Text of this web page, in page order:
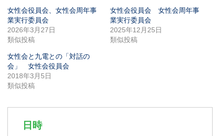
女性会役員会、女性会周年事
業実行委員会
2026年3月27日
類似投稿
女性会役員会 女性会周年事
業実行委員会
2025年12月25日
類似投稿
女性会と九電との「対話の
会」 女性会役員会
2018年3月5日
類似投稿
日時